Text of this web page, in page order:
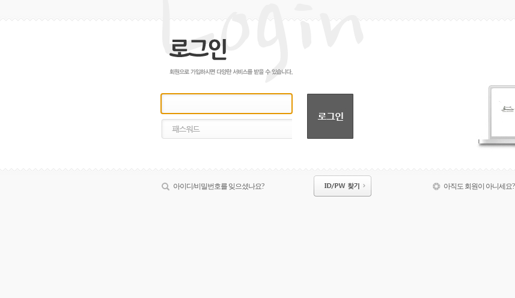
아이디/비밀번호를 잊으셨나요? 아직도 회원이 아니세요?